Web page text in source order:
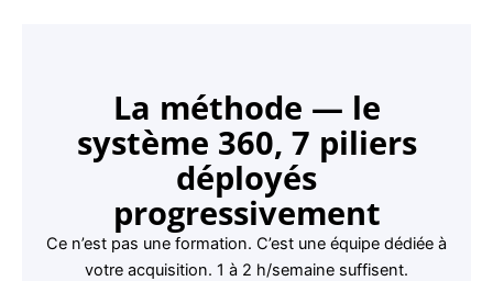
La méthode — le
système 360, 7 piliers
déployés
progressivement
Ce n’est pas une formation. C’est une équipe dédiée à
votre acquisition. 1 à 2 h/semaine suffisent.